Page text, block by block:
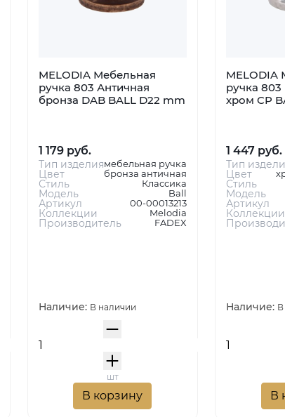
MELODIA Мебельная
ручка 803 Античная
бронза DAB BALL D22 mm
1 179 руб.
Тип изделиямебельная ручка
Цвет бронза античная
Стиль Классика
Модель Ball
Артикул 00-00013213
Коллекции Melodia
Производитель FADEX
Наличие: В наличии
шт
В корзину
MELODIA
ручка
хром CP
1 447 руб.
Тип
Цвет
Стиль
Модель
Артикул
Коллекции
Наличие: В
В